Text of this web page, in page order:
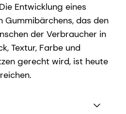
Entwicklung eines
Gummibärchens, das den
der Verbraucher in
Textur, Farbe und
gerecht wird, ist heute